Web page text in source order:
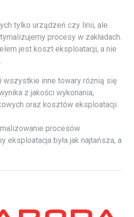
tylko urządzeń czy linii, ale
procesy w zakładach.
jest koszt eksploatacji, a nie
wszystkie inne towary różnią się
z jakości wykonania,
oraz kosztów eksploatacji.
procesów
eksploatacja była jak najtańsza, a